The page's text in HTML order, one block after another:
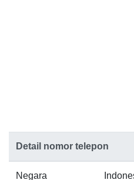
Detail nomor telepon
Negara